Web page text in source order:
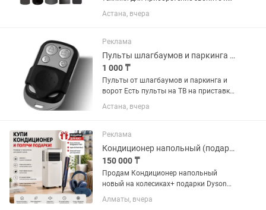
пишите Доставка установка бесплатно
Ava ARG BBK Elenberg QWATT Sony
Haier Philips...
Астана, вчера
Реклама
Пульты шлагбаумов и паркинга ворот.Доставка программирование бесплатно
1 000 ₸
Пульты от шлагбаумов и паркинга и
ворот Есть пульты на ТВ на приставку
пульты на кондиционеров и
рольшторы ДОСТАВКА УСТАНОВКА
Астана, вчера
Реклама
Кондиционер напольный (подарки фен Dyson 2в1/ Наушники Apple AirPods Max2
150 000 ₸
Продам Кондиционер напольный
новый на колесиках+ подарки Dyson
Airstrait Straightener 2в1 + Наушники
Apple AirPods Max2 качество отличное.
Алматы, вчера